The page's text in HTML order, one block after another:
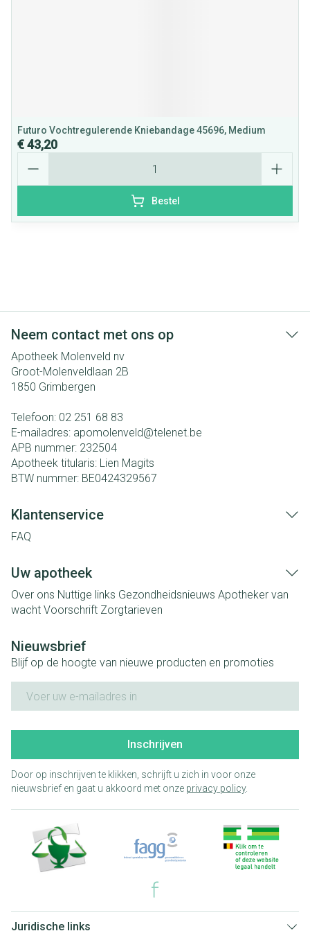
Futuro Vochtregulerende Kniebandage 45696, Medium
€ 43,20
Bestel
Neem contact met ons op
Apotheek Molenveld nv
Groot-Molenveldlaan 2B
1850 Grimbergen
Telefoon: 02 251 68 83
E-mailadres: apomolenveld@telenet.be
APB nummer: 232504
Apotheek titularis: Lien Magits
BTW nummer: BE0424329567
Klantenservice
FAQ
Uw apotheek
Over ons Nuttige links Gezondheidsnieuws Apotheker van
wacht Voorschrift Zorgtarieven
Nieuwsbrief
Blijf op de hoogte van nieuwe producten en promoties
Inschrijven
Door op inschrijven te klikken, schrijft u zich in voor onze
nieuwsbrief en gaat u akkoord met onze privacy policy.
Juridische links